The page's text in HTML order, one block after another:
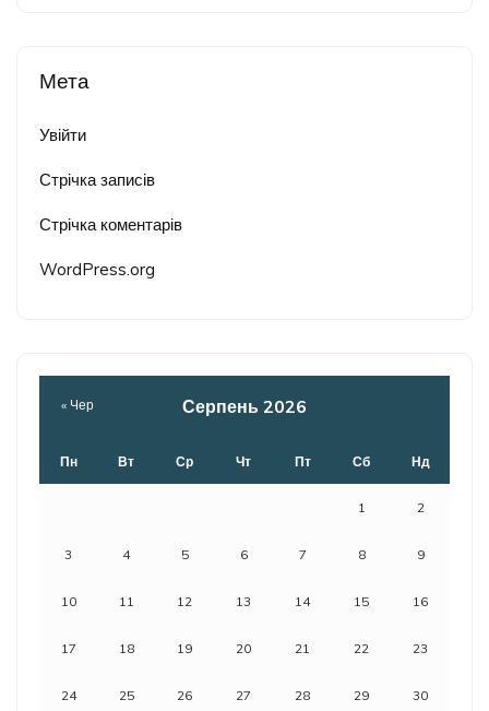
Мета
Увійти
Стрічка записів
Стрічка коментарів
WordPress.org
Серпень 2026
Пн Вт Ср Чт Пт Сб Нд
1 2
3 4 5 6 7 8 9
10 11 12 13 14 15 16
17 18 19 20 21 22 23
24 25 26 27 28 29 30
« Чер